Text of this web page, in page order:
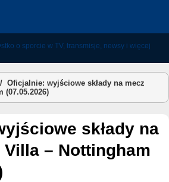
/ Oficjalnie: wyjściowe składy na mecz
(07.05.2026)
– Nottingham